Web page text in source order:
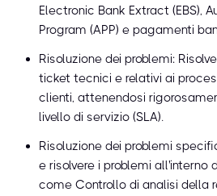
Electronic Bank Extract (EBS),
Program (APP) e pagamenti
Risoluzione dei problemi:
ticket tecnici e relativi ai
clienti, attenendosi
livello di servizio (SLA).
Risoluzione dei problemi
e risolvere i problemi all'interno
come Controllo di analisi della